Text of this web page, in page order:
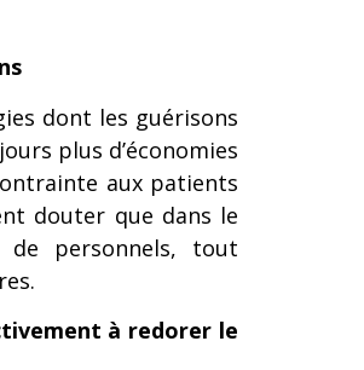
dont les guérisons
plus d’économies
aux patients
douter que dans le
de personnels, tout
à redorer le